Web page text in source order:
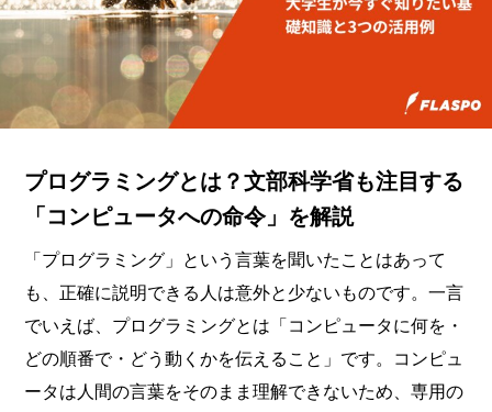
プログラミングとは？文部科学省も注目する
「コンピュータへの命令」を解説
「プログラミング」という言葉を聞いたことはあって
も、正確に説明できる人は意外と少ないものです。一言
でいえば、プログラミングとは「コンピュータに何を・
どの順番で・どう動くかを伝えること」です。コンピュ
ータは人間の言葉をそのまま理解できないため、専用の